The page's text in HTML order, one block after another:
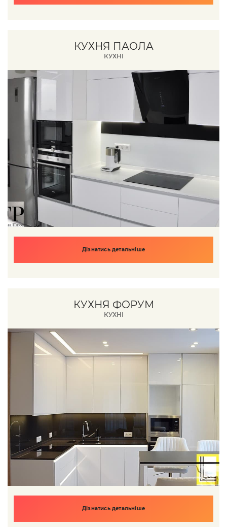
КУХНЯ ПАОЛА
КУХНІ
Дізнатись детальніше
КУХНЯ ФОРУМ
КУХНІ
Дізнатись детальніше